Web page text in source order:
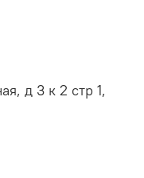
д 3 к 2 стр 1,